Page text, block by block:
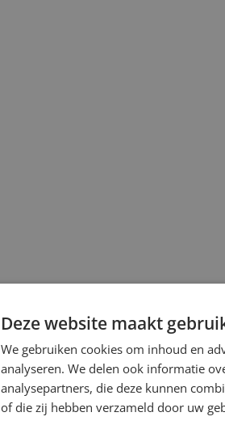
Deze website maakt
We gebruiken cookies om inhoud en
analyseren. We delen ook informatie
analysepartners, die deze kunnen
of die zij hebben verzameld door uw